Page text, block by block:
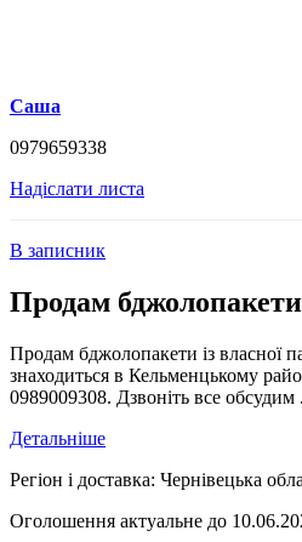
Саша
0979659338
Надіслати листа
В записник
Продам бджолопакети
Продам бджолопакети із власної
знаходиться в Кельменцькому
0989009308. Дзвоніть все обсудим
Детальніше
Регіон і доставка: Чернівецька
Оголошення актуальне до